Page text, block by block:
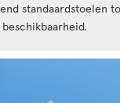
standaardstoelen